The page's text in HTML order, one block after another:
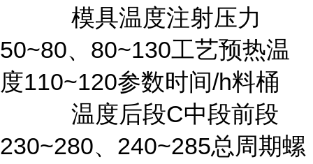
模具温度注射压力
50~80、80~130工艺预热温
度110~120参数时间/h料桶
温度后段C中段前段
230~280、240~285总周期螺